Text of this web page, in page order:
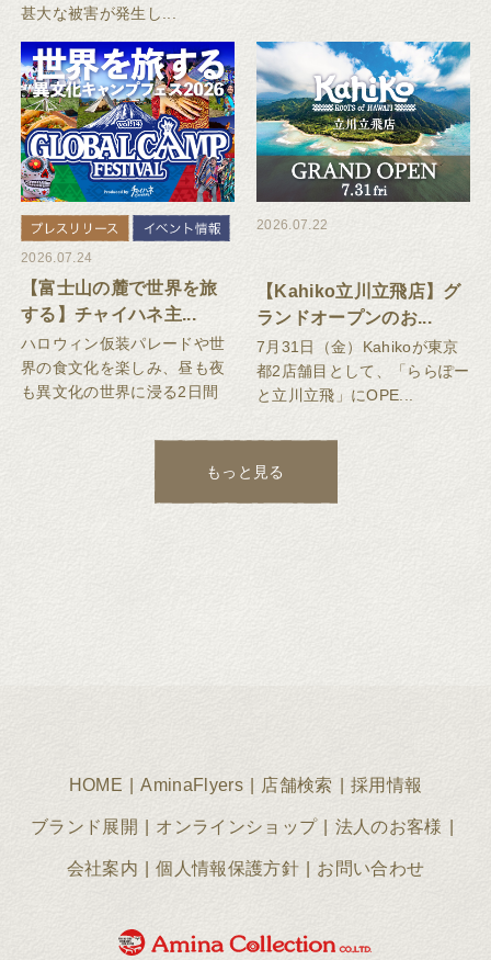
甚大な被害が発生し...
2026.07.24
【富士山の麓で世界を旅
する】チャイハネ主...
ハロウィン仮装パレードや世
界の食文化を楽しみ、昼も夜
も異文化の世界に浸る2日間
2026.07.22
【Kahiko立川立飛店】グ
ランドオープンのお...
7月31日（金）Kahikoが東京
都2店舗目として、「ららぽー
と立川立飛」にOPE...
もっと見る
HOME AminaFlyers 店舗検索 採用情報
ブランド展開 オンラインショップ 法人のお客様
会社案内 個人情報保護方針 お問い合わせ